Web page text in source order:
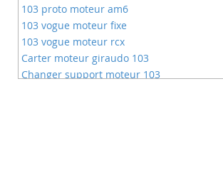
103 proto moteur am6
103 vogue moteur fixe
103 vogue moteur rcx
Carter moteur giraudo 103
Changer support moteur 103